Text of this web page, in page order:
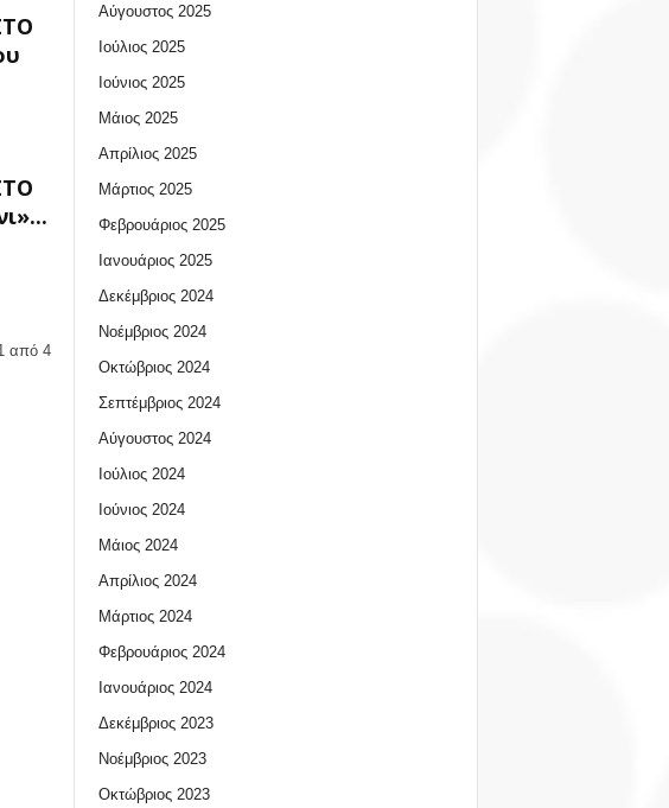
από 4
Αύγουστος 2025
Ιούλιος 2025
Ιούνιος 2025
Μάιος 2025
Απρίλιος 2025
Μάρτιος 2025
Φεβρουάριος 2025
Ιανουάριος 2025
Δεκέμβριος 2024
Νοέμβριος 2024
Οκτώβριος 2024
Σεπτέμβριος 2024
Αύγουστος 2024
Ιούλιος 2024
Ιούνιος 2024
Μάιος 2024
Απρίλιος 2024
Μάρτιος 2024
Φεβρουάριος 2024
Ιανουάριος 2024
Δεκέμβριος 2023
Νοέμβριος 2023
Οκτώβριος 2023